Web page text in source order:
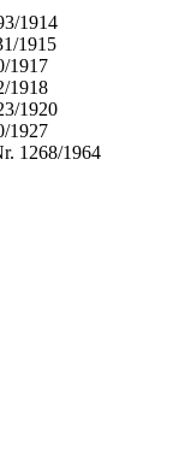
1914
1915
1917
1918
1920
1927
1268/1964